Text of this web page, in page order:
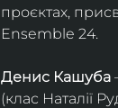
проєктах,
Ensemble 24.
Денис Кашуба
(клас Наталії